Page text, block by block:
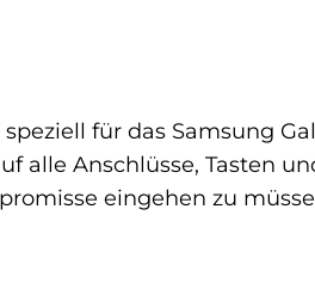
für das Samsung
alle Anschlüsse, Tasten
eingehen zu